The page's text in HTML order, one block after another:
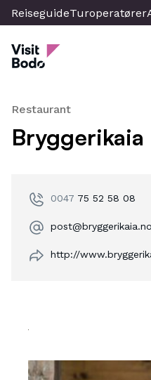
Skip
to
main
content
ReiseguideTuroperatører
Visit Bodo
Restaurant
Bryggerikaia
0047 75 52 58 08
post@bryggerikaia.no
http://